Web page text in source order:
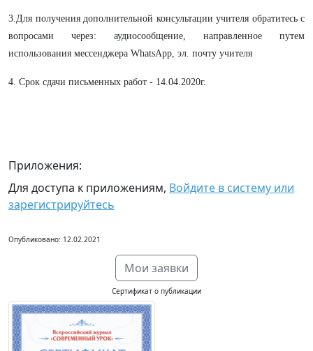
3.Для получения дополнительной консультации учителя обратитесь с
вопросами через: аудиосообщение, направленное путем
использования мессенджера WhatsApp, эл. почту учителя
4. Срок сдачи письменных работ - 14.04.2020г.
Приложения:
Для доступа к приложениям, Войдите в систему или
зарегистрируйтесь
Опубликовано: 12.02.2021
Мои заявки
Сертификат о публикации